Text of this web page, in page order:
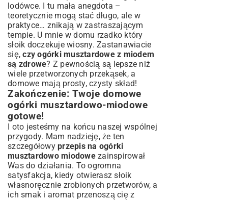
lodówce. I tu mała anegdota –
teoretycznie mogą stać długo, ale w
praktyce… znikają w zastraszającym
tempie. U mnie w domu rzadko który
słoik doczekuje wiosny. Zastanawiacie
się,czy ogórki musztardowe z miodem
są zdrowe? Z pewnością są lepsze niż
wiele przetworzonych przekąsek, a
domowe mają prosty, czysty skład!
Zakończenie: Twoje domowe
ogórki musztardowo-miodowe
gotowe!
I oto jesteśmy na końcu naszej wspólnej
przygody. Mam nadzieję, że ten
szczegółowy przepis na ogórki
musztardowo miodowezainspirował
Was do działania. To ogromna
satysfakcja, kiedy otwierasz słoik
własnoręcznie zrobionych przetworów, a
ich smak i aromat przenoszą cię z